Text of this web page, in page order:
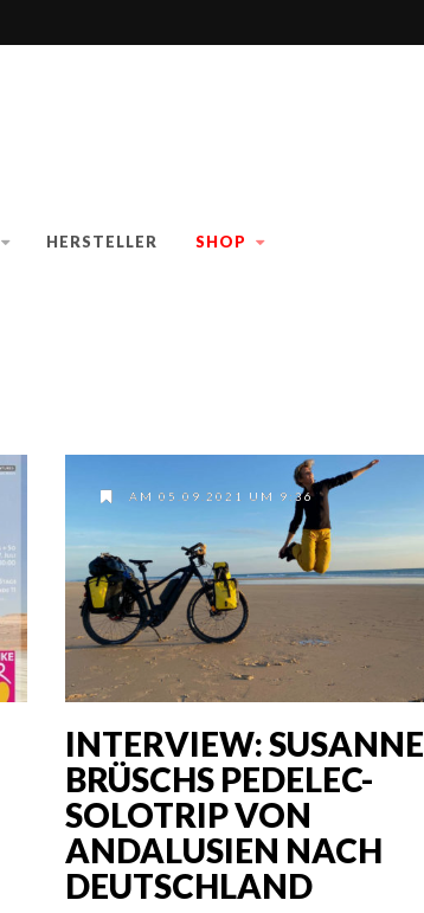
HERSTELLER SHOP
AM 05.09.2021 UM 9:36
INTERVIEW: SUSANNE
BRÜSCHS PEDELEC-
SOLOTRIP VON
ANDALUSIEN NACH
DEUTSCHLAND